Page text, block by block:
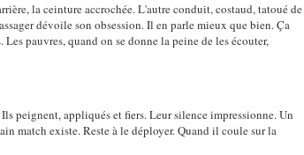
la ceinture accrochée. L'autre conduit, costaud, tatoué de
dévoile son obsession. Il en parle mieux que bien. Ça
pauvres, quand on se donne la peine de les écouter,
peignent, appliqués et fiers. Leur silence impressionne. Un
match existe. Reste à le déployer. Quand il coule sur la